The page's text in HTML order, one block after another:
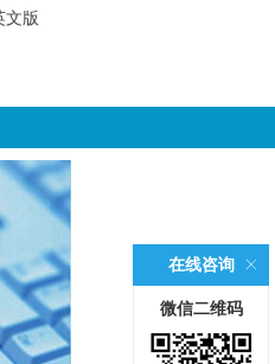
文版
在线咨询
微信二维码